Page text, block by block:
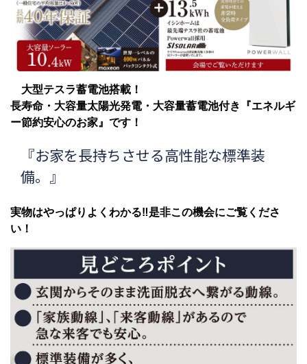
大型テスラ蓄電池搭載！
長寿命・大容量太陽光発電・大容量蓄電池付き『エネルギ
ー節約安心のお家』です！
『お家を長持ちさせる高性能な標準装
備。』
実物はやっぱりよくわかる‼是非この機会にご覧くださ
い！